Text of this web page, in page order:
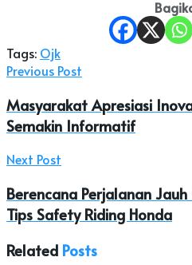
Tags: Ojk
Previous Post
Masyarakat Apresiasi
Semakin Informatif
Next Post
Berencana Perjalanan
Tips Safety Riding Honda
Related Posts